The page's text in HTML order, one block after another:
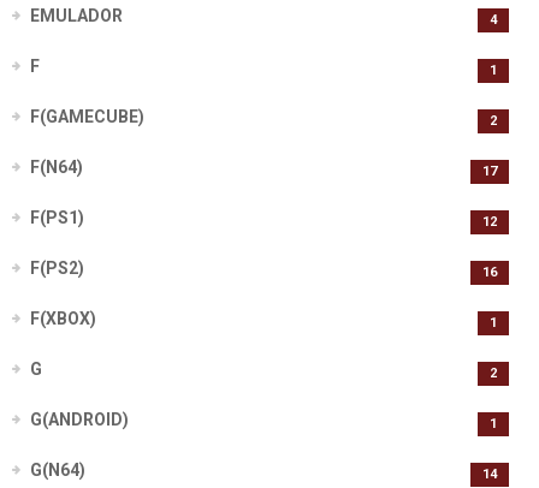
EMULADOR 4
F 1
F(GAMECUBE) 2
F(N64) 17
F(PS1) 12
F(PS2) 16
F(XBOX) 1
G 2
G(ANDROID) 1
G(N64) 14